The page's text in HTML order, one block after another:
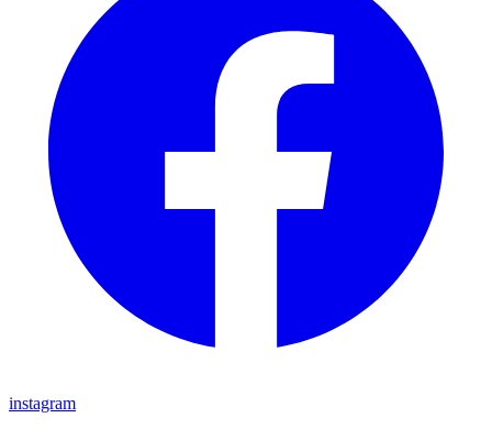
instagram